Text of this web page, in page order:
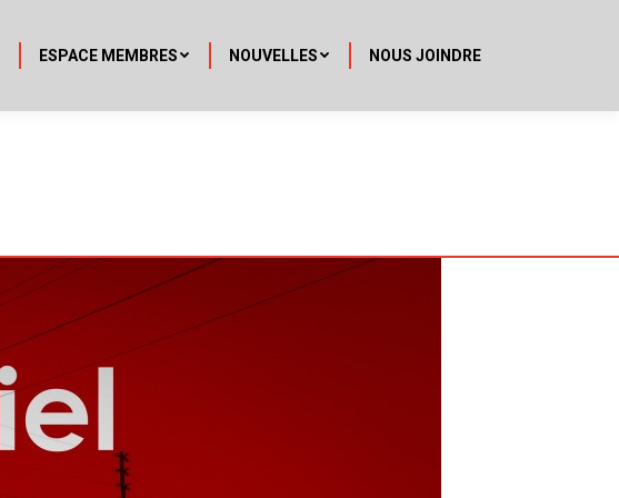
ESPACE MEMBRES NOUVELLES NOUS JOINDRE